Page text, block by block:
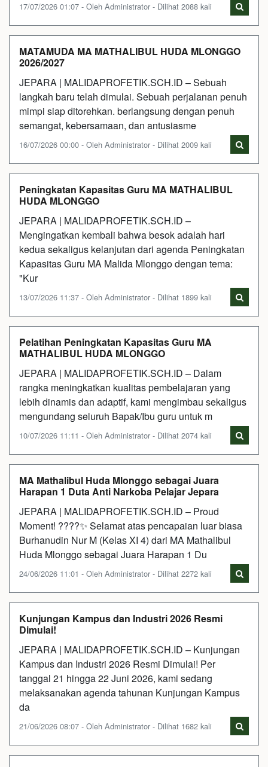
17/07/2026 01:07 - Oleh Administrator - Dilihat 2088 kali
MATAMUDA MA MATHALIBUL HUDA MLONGGO
2026/2027
JEPARA | MALIDAPROFETIK.SCH.ID – Sebuah
langkah baru telah dimulai. Sebuah perjalanan penuh
mimpi siap ditorehkan. berlangsung dengan penuh
semangat, kebersamaan, dan antusiasme
16/07/2026 00:00 - Oleh Administrator - Dilihat 2009 kali
Peningkatan Kapasitas Guru MA MATHALIBUL
HUDA MLONGGO
JEPARA | MALIDAPROFETIK.SCH.ID –
Mengingatkan kembali bahwa besok adalah hari
kedua sekaligus kelanjutan dari agenda Peningkatan
Kapasitas Guru MA Malida Mlonggo dengan tema:
"Kur
13/07/2026 11:37 - Oleh Administrator - Dilihat 1899 kali
Pelatihan Peningkatan Kapasitas Guru MA
MATHALIBUL HUDA MLONGGO
JEPARA | MALIDAPROFETIK.SCH.ID – Dalam
rangka meningkatkan kualitas pembelajaran yang
lebih dinamis dan adaptif, kami mengimbau sekaligus
mengundang seluruh Bapak/Ibu guru untuk m
10/07/2026 11:11 - Oleh Administrator - Dilihat 2074 kali
MA Mathalibul Huda Mlonggo sebagai Juara
Harapan 1 Duta Anti Narkoba Pelajar Jepara
JEPARA | MALIDAPROFETIK.SCH.ID – Proud
Moment! ????✨ Selamat atas pencapaian luar biasa
Burhanudin Nur M (Kelas XI 4) dari MA Mathalibul
Huda Mlonggo sebagai Juara Harapan 1 Du
24/06/2026 11:01 - Oleh Administrator - Dilihat 2272 kali
Kunjungan Kampus dan Industri 2026 Resmi
Dimulai!
JEPARA | MALIDAPROFETIK.SCH.ID – Kunjungan
Kampus dan Industri 2026 Resmi Dimulai! Per
tanggal 21 hingga 22 Juni 2026, kami sedang
melaksanakan agenda tahunan Kunjungan Kampus
da
21/06/2026 08:07 - Oleh Administrator - Dilihat 1682 kali